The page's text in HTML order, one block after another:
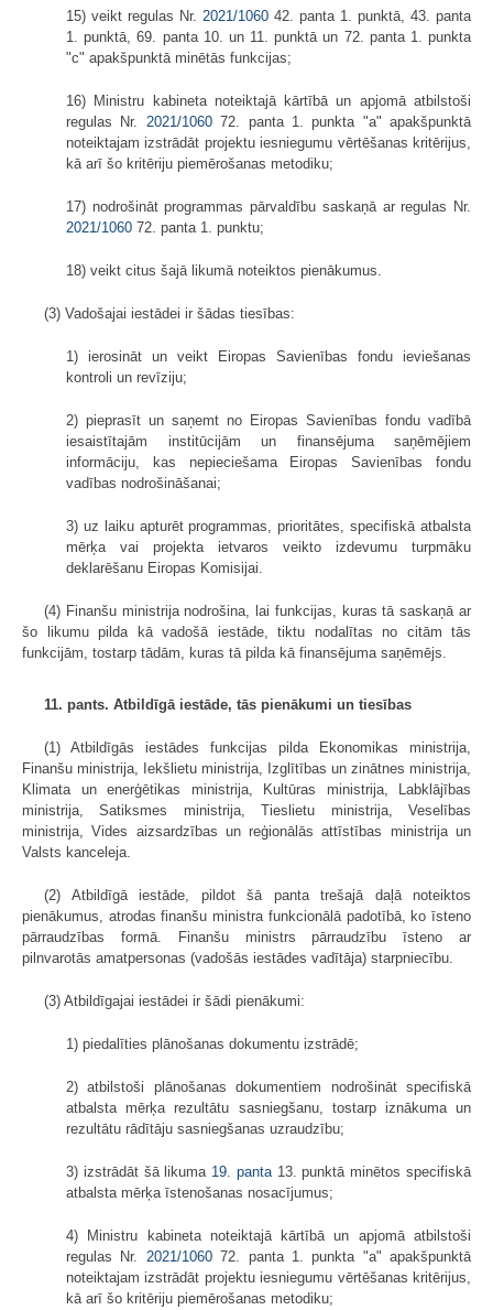
15) veikt regulas Nr. 2021/1060 42. panta 1. punktā, 43. panta
1. punktā, 69. panta 10. un 11. punktā un 72. panta 1. punkta
"c" apakšpunktā minētās funkcijas;
16) Ministru kabineta noteiktajā kārtībā un apjomā atbilstoši
regulas Nr. 2021/106072. panta 1. punkta "a" apakšpunktā
noteiktajam izstrādāt projektu iesniegumu vērtēšanas kritērijus,
kā arī šo kritēriju piemērošanas metodiku;
17) nodrošināt programmas pārvaldību saskaņā ar regulas Nr.
2021/1060 72. panta 1. punktu;
18) veikt citus šajā likumā noteiktos pienākumus.
(3) Vadošajai iestādei ir šādas tiesības:
1) ierosināt un veikt Eiropas Savienības fondu ieviešanas
kontroli un revīziju;
2) pieprasīt un saņemt no Eiropas Savienības fondu vadībā
iesaistītajām institūcijām un finansējuma saņēmējiem
informāciju, kas nepieciešama Eiropas Savienības fondu
vadības nodrošināšanai;
3) uz laiku apturēt programmas, prioritātes, specifiskā atbalsta
mērķa vai projekta ietvaros veikto izdevumu turpmāku
deklarēšanu Eiropas Komisijai.
(4) Finanšu ministrija nodrošina, lai funkcijas, kuras tā saskaņā ar
šo likumu pilda kā vadošā iestāde, tiktu nodalītas no citām tās
funkcijām, tostarp tādām, kuras tā pilda kā finansējuma saņēmējs.
11. pants. Atbildīgā iestāde, tās pienākumi un tiesības
(1) Atbildīgās iestādes funkcijas pilda Ekonomikas ministrija,
Finanšu ministrija, Iekšlietu ministrija, Izglītības un zinātnes ministrija,
Klimata un enerģētikas ministrija, Kultūras ministrija, Labklājības
ministrija, Satiksmes ministrija, Tieslietu ministrija, Veselības
ministrija, Vides aizsardzības un reģionālās attīstības ministrija un
Valsts kanceleja.
(2) Atbildīgā iestāde, pildot šā panta trešajā daļā noteiktos
pienākumus, atrodas finanšu ministra funkcionālā padotībā, ko īsteno
pārraudzības formā. Finanšu ministrs pārraudzību īsteno ar
pilnvarotās amatpersonas (vadošās iestādes vadītāja) starpniecību.
(3) Atbildīgajai iestādei ir šādi pienākumi:
1) piedalīties plānošanas dokumentu izstrādē;
2) atbilstoši plānošanas dokumentiem nodrošināt specifiskā
atbalsta mērķa rezultātu sasniegšanu, tostarp iznākuma un
rezultātu rādītāju sasniegšanas uzraudzību;
3) izstrādāt šā likuma 19. panta13. punktā minētos specifiskā
atbalsta mērķa īstenošanas nosacījumus;
4) Ministru kabineta noteiktajā kārtībā un apjomā atbilstoši
regulas Nr. 2021/106072. panta 1. punkta "a" apakšpunktā
noteiktajam izstrādāt projektu iesniegumu vērtēšanas kritērijus,
kā arī šo kritēriju piemērošanas metodiku;